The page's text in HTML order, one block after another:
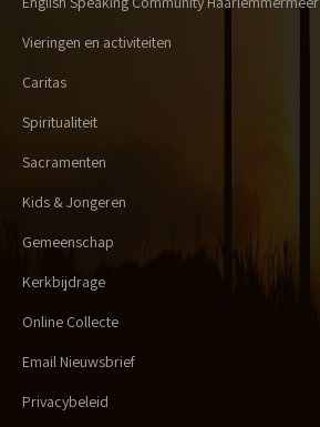
Vieringen en activiteiten
Caritas
Spiritualiteit
Sacramenten
Kids & Jongeren
Gemeenschap
Kerkbijdrage
Online Collecte
Email Nieuwsbrief
Privacybeleid